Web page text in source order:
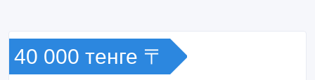
40 000 тенге 〒